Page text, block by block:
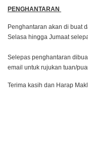
PENGHANTARAN
Penghantaran akan di buat
Selasa hingga Jumaat
Selepas penghantaran
email untuk rujukan tuan/
Terima kasih dan Harap